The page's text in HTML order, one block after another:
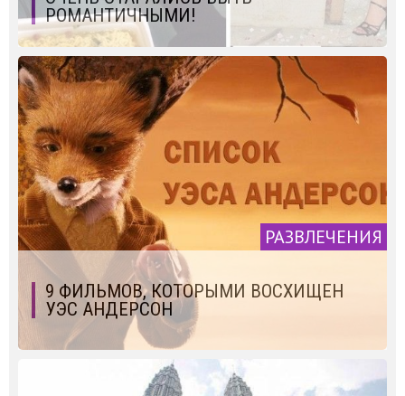
РОМАНТИЧНЫМИ!
РАЗВЛЕЧЕНИЯ
9 ФИЛЬМОВ, КОТОРЫМИ ВОСХИЩЕН
УЭС АНДЕРСОН